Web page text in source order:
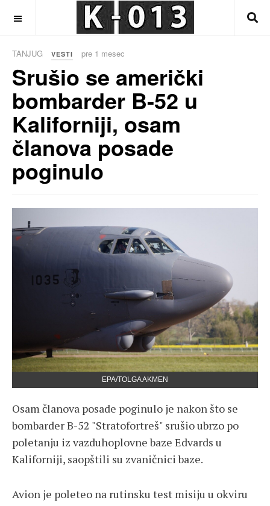
TANJUG VESTI pre 1 mesec
Srušio se američki
bombarder B-52 u
Kaliforniji, osam
članova posade
poginulo
EPA/TOLGA AKMEN
Osam članova posade poginulo je nakon što se
bombarder B-52 "Stratofortreš" srušio ubrzo po
poletanju iz vazduhoplovne baze Edvards u
Kaliforniji, saopštili su zvaničnici baze.
Avion je poleteo na rutinsku test misiju u okviru